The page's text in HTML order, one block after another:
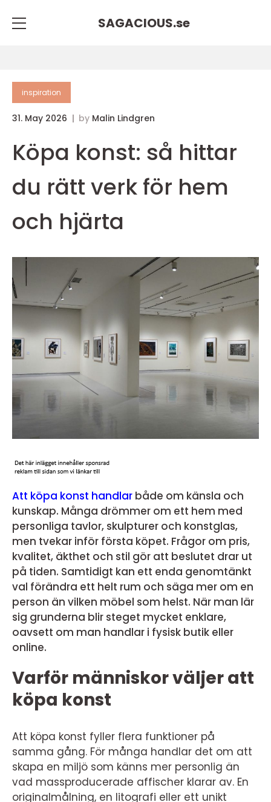
SAGACIOUS.se
inspiration
31. May 2026 by Malin Lindgren
Köpa konst: så hittar
du rätt verk för hem
och hjärta
Att köpa konst handlar både om känsla och
kunskap. Många drömmer om ett hem med
personliga tavlor, skulpturer och konstglas,
men tvekar inför första köpet. Frågor om pris,
kvalitet, äkthet och stil gör att beslutet drar ut
på tiden. Samtidigt kan ett enda genomtänkt
val förändra ett helt rum och säga mer om en
person än vilken möbel som helst. När man lär
sig grunderna blir steget mycket enklare,
oavsett om man handlar i fysisk butik eller
online.
Varför människor väljer att
köpa konst
Att köpa konst fyller flera funktioner på
samma gång. För många handlar det om att
skapa en miljö som känns mer personlig än
vad massproducerade affischer klarar av. En
originalmålning, en litografi eller ett unikt